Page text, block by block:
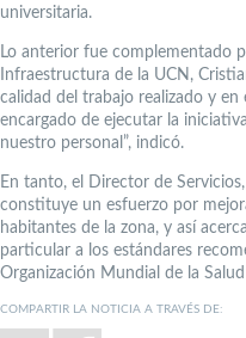
universitaria.
Lo anterior fue complementado
Infraestructura de la UCN,
calidad del trabajo realizado y
encargado de ejecutar la
nuestro personal”, indicó.
En tanto, el Director de
constituye un esfuerzo por
habitantes de la zona, y así
particular a los estándares
Organización Mundial de la
COMPARTIR LA NOTICIA A TRAVÉS DE: